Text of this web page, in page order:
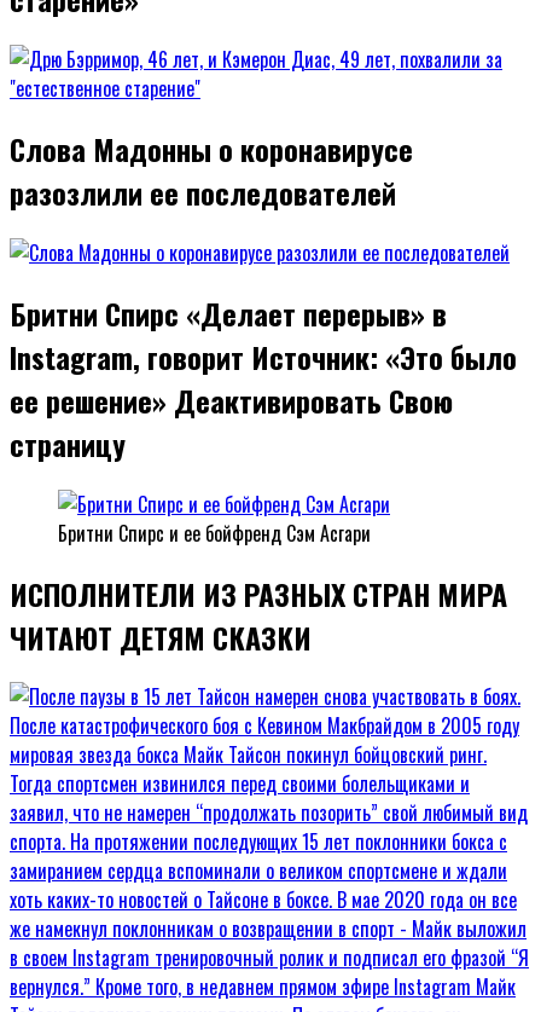
Слова Мадонны о коронавирусе
разозлили ее последователей
Бритни Спирс «Делает перерыв» в
Instagram, говорит Источник: «Это было
ее решение» Деактивировать Свою
страницу
Бритни Спирс и ее бойфренд Сэм Асгари
ИСПОЛНИТЕЛИ ИЗ РАЗНЫХ СТРАН МИРА
ЧИТАЮТ ДЕТЯМ СКАЗКИ